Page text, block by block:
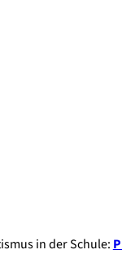
in der Schu­le: